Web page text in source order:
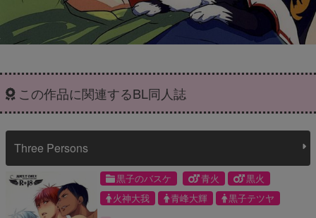
この作品に関連するBL同人誌
Three Persons
黒子のバスケ 青火
黒火
火神大我
青峰大輝 黒子テツヤ